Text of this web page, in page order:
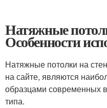
Натяжные
Особенности
Натяжные потолки на
на сайте, являются
образцами современных
типа.